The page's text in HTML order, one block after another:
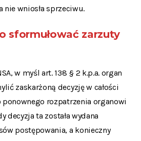
nie wniosła sprzeciwu.
sformułować zarzuty
w myśl art. 138 § 2 k.p.a. organ
zaskarżoną decyzję w całości
ponownego rozpatrzenia organowi
decyzja ta została wydana
postępowania, a konieczny